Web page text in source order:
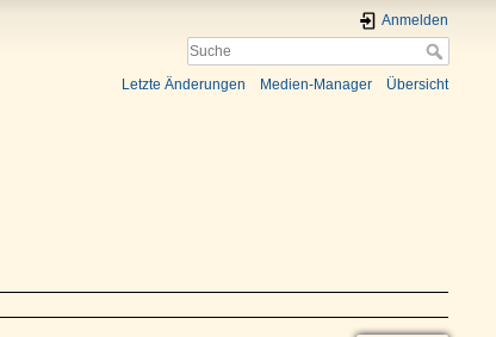
Anmelden
Letzte Änderungen Medien-Manager Übersicht